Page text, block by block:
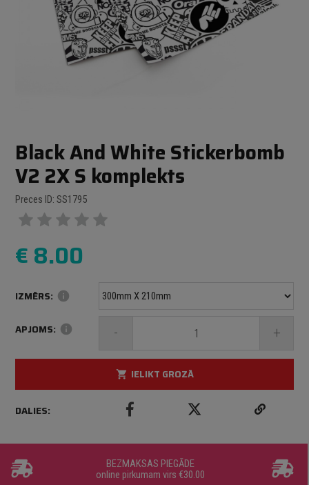
Black And White Stickerbomb
V2 2X S komplekts
Preces ID: SS1795
€ 8.00
IZMĒRS: info
APJOMS: info - +
shopping_cart IELIKT GROZĀ
DALIES:
BEZMAKSAS PIEGĀDE
online pirkumam virs €30.00